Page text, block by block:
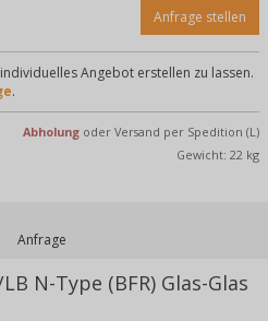
Anfrage stellen
Angebot erstellen zu lassen.
.
Abholungoder Versand per Spedition (L)
Gewicht: 22 kg
Anfrage
N-Type (BFR) Glas-Glas